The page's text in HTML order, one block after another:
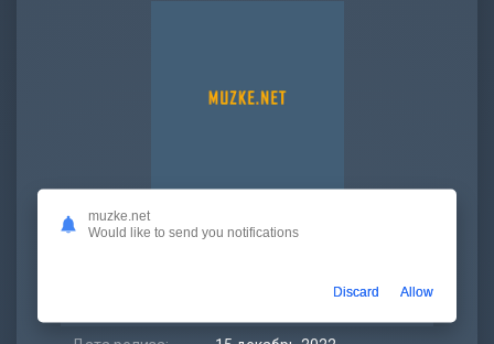
Битрейт: 320 kbps
muzke.net
Would like to send you notifications
Discard Allow